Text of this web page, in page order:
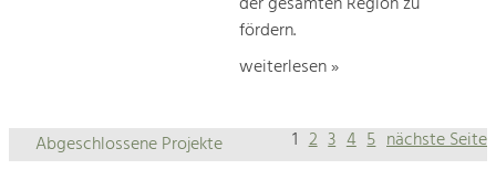
fördern.
weiterlesen »
1 2 3 4 5 nächste Seite
Abgeschlossene Projekte